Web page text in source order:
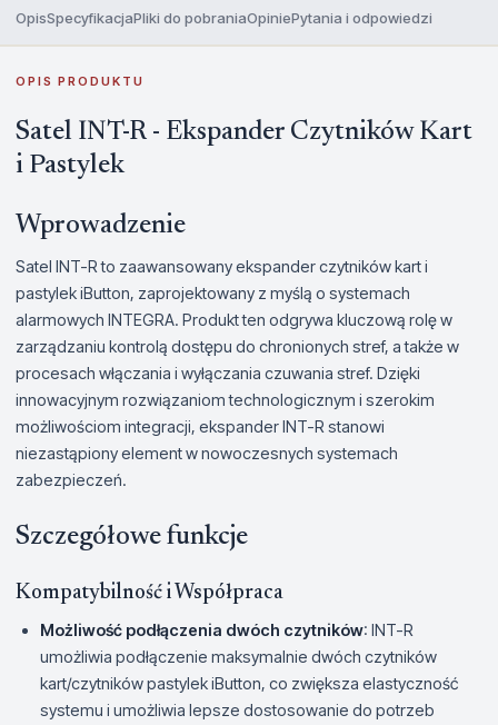
OpisSpecyfikacjaPliki do pobraniaOpiniePytania i odpowiedzi
OPIS PRODUKTU
Satel INT-R - Ekspander Czytników Kart
i Pastylek
Wprowadzenie
Satel INT-R to zaawansowany ekspander czytników kart i
pastylek iButton, zaprojektowany z myślą o systemach
alarmowych INTEGRA. Produkt ten odgrywa kluczową rolę w
zarządzaniu kontrolą dostępu do chronionych stref, a także w
procesach włączania i wyłączania czuwania stref. Dzięki
innowacyjnym rozwiązaniom technologicznym i szerokim
możliwościom integracji, ekspander INT-R stanowi
niezastąpiony element w nowoczesnych systemach
zabezpieczeń.
Szczegółowe funkcje
Kompatybilność i Współpraca
Możliwość podłączenia dwóch czytników: INT-R
umożliwia podłączenie maksymalnie dwóch czytników
kart/czytników pastylek iButton, co zwiększa elastyczność
systemu i umożliwia lepsze dostosowanie do potrzeb